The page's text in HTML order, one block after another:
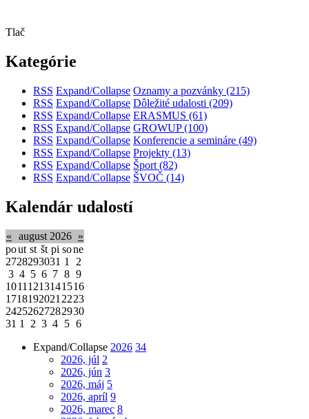
Tlač
Kategórie
RSS Expand/Collapse Oznamy a pozvánky (215)
RSS Expand/Collapse Dôležité udalosti (209)
RSS Expand/Collapse ERASMUS (61)
RSS Expand/Collapse GROWUP(100)
RSS Expand/Collapse Konferencie a semináre (49)
RSS Expand/Collapse Projekty (13)
RSS Expand/Collapse Šport (82)
RSS Expand/Collapse ŠVOČ (14)
Kalendár udalostí
« august 2026 »
pout st št pi sone
2728293031 1 2
3 4 5 6 7 8 9
10111213141516
17181920212223
24252627282930
31 1 2 3 4 5 6
Expand/Collapse 2026 34
2026, júl 2
2026, jún 3
2026, máj 5
2026, apríl 9
2026, marec 8